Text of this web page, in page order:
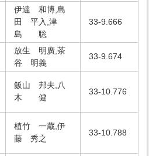
伊達 和博,島
田 平入,津
島 聡
33-9.666
放生 明廣,茶
谷 明義
33-9.674
飯山 邦夫,八
木 健
33-10.776
植竹 一蔵,伊
藤 秀之
33-10.788